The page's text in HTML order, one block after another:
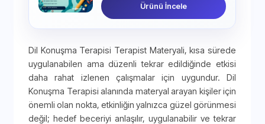
Ürünü İncele
Dil Konuşma Terapisi Terapist Materyali, kısa sürede
uygulanabilen ama düzenli tekrar edildiğinde etkisi
daha rahat izlenen çalışmalar için uygundur. Dil
Konuşma Terapisi alanında materyal arayan kişiler için
önemli olan nokta, etkinliğin yalnızca güzel görünmesi
değil; hedef beceriyi anlaşılır, uygulanabilir ve tekrar